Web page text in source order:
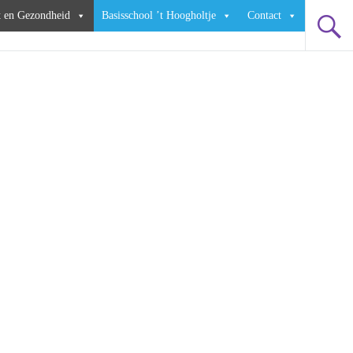
en Gezondheid Basisschool ’t Hoogholtje Contact